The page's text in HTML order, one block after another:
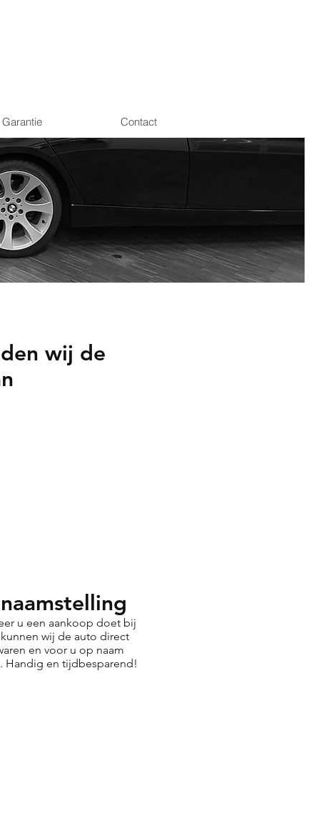
Garantie Contact
wij de
u een aankoop doet bij
wij de auto direct
en voor u op naam
Handig en tijdbesparend!